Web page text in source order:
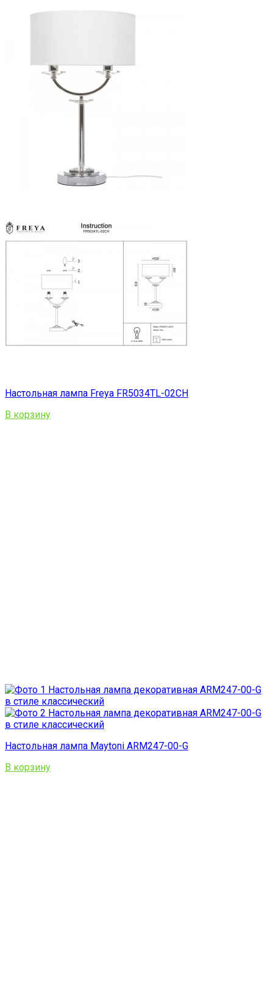
Настольная лампа Freya FR5034TL-02CH
В корзину
Настольная лампа Maytoni ARM247-00-G
В корзину